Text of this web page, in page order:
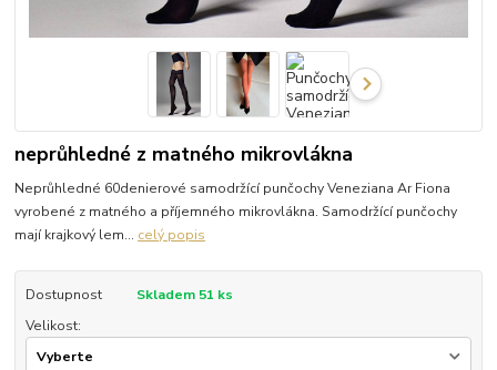
neprůhledné z matného mikrovlákna
Neprůhledné 60denierové samodržící punčochy Veneziana Ar Fiona
vyrobené z matného a příjemného mikrovlákna. Samodržící punčochy
mají krajkový lem... celý popis
Dostupnost
Skladem 51 ks
Velikost: